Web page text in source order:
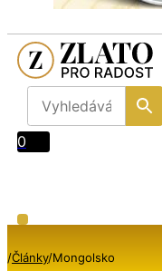
0
/Články/Mongolsko